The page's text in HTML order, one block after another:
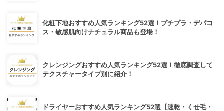
化粧下地おすすめ人気ランキング52選！プチプラ・デパコ
ス・敏感肌向けナチュラル商品も登場！
クレンジングおすすめ人気ランキング52選！徹底調査して
テクスチャータイプ別に紹介！
ドライヤーおすすめ人気ランキング52選【速乾・くせ毛・